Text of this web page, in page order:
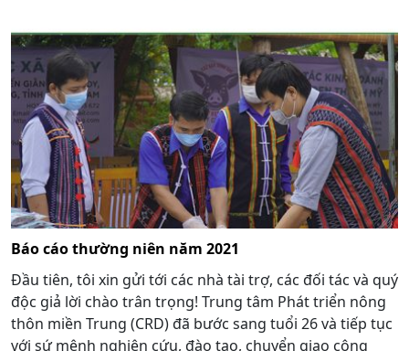
Báo cáo thường niên năm 2021
Đầu tiên, tôi xin gửi tới các nhà tài trợ, các đối tác và quý
độc giả lời chào trân trọng! Trung tâm Phát triển nông
thôn miền Trung (CRD) đã bước sang tuổi 26 và tiếp tục
với sứ mệnh nghiên cứu, đào tạo, chuyển giao công